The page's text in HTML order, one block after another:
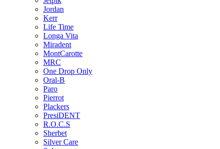
Jordan
Kerr
Life Time
Longa Vita
Miradent
MontCarotte
MRC
One Drop Only
Oral-B
Paro
Pierrot
Plackers
PresiDENT
R.O.C.S
Sherbet
Silver Care